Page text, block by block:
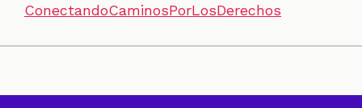
ConectandoCaminosPorLosDerechos